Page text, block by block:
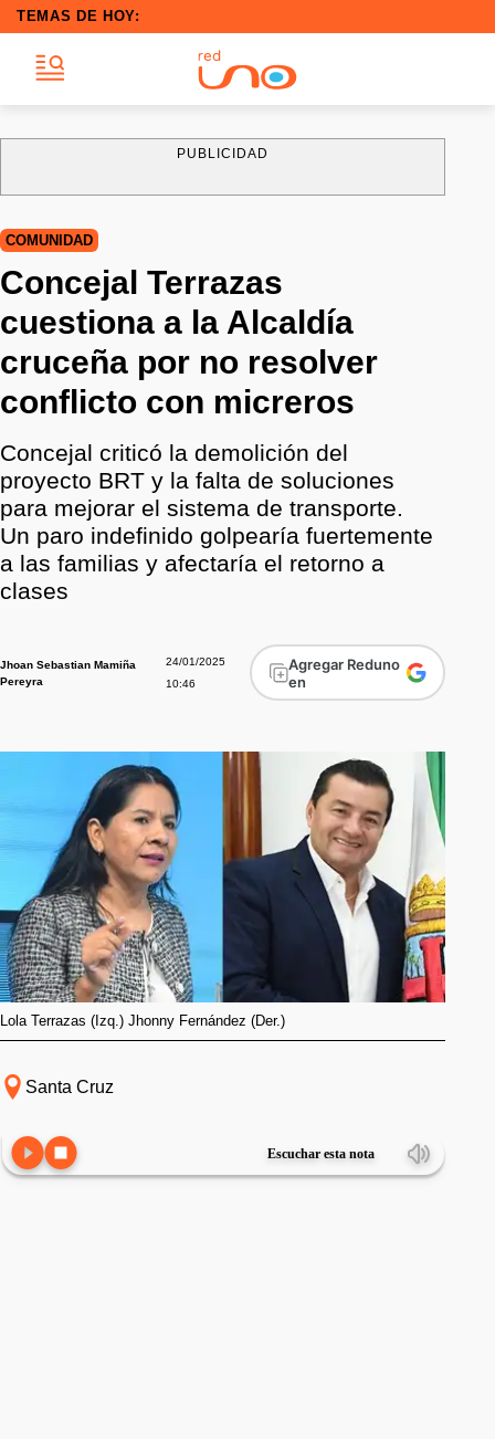
TEMAS DE HOY:
PUBLICIDAD
COMUNIDAD
Concejal Terrazas
cuestiona a la Alcaldía
cruceña por no resolver
conflicto con micreros
Concejal criticó la demolición del
proyecto BRT y la falta de soluciones
para mejorar el sistema de transporte.
Un paro indefinido golpearía fuertemente
a las familias y afectaría el retorno a
clases
Jhoan Sebastian Mamiña
Pereyra
24/01/2025
10:46
Agregar Reduno
en
Lola Terrazas (Izq.) Jhonny Fernández (Der.)
Santa Cruz
Escuchar esta nota